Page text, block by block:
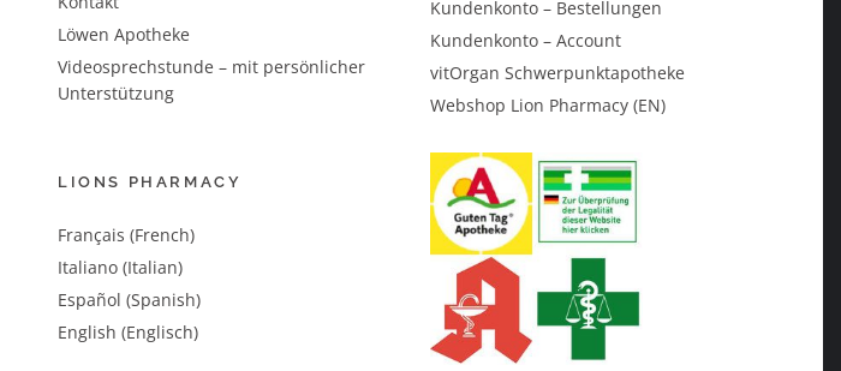
Löwen Apotheke
Videosprechstunde – mit persönlicher
Unterstützung
LIONS PHARMACY
Français (French)
Italiano (Italian)
Español (Spanish)
English (Englisch)
Kundenkonto – Bestellungen
Kundenkonto – Account
vitOrgan Schwerpunktapotheke
Webshop Lion Pharmacy (EN)